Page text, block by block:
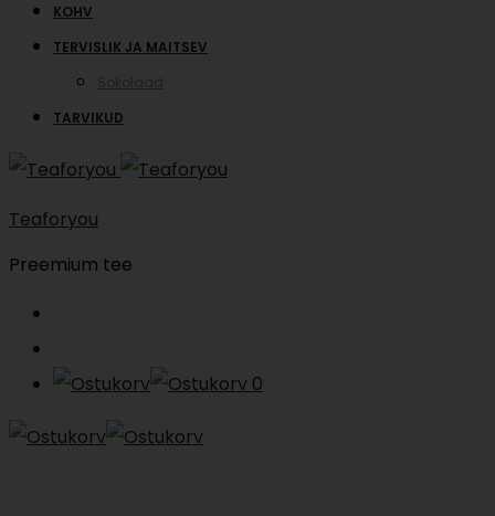
KOHV
TERVISLIK JA MAITSEV
TARVIKUD
Teaforyou
Preemium tee
0